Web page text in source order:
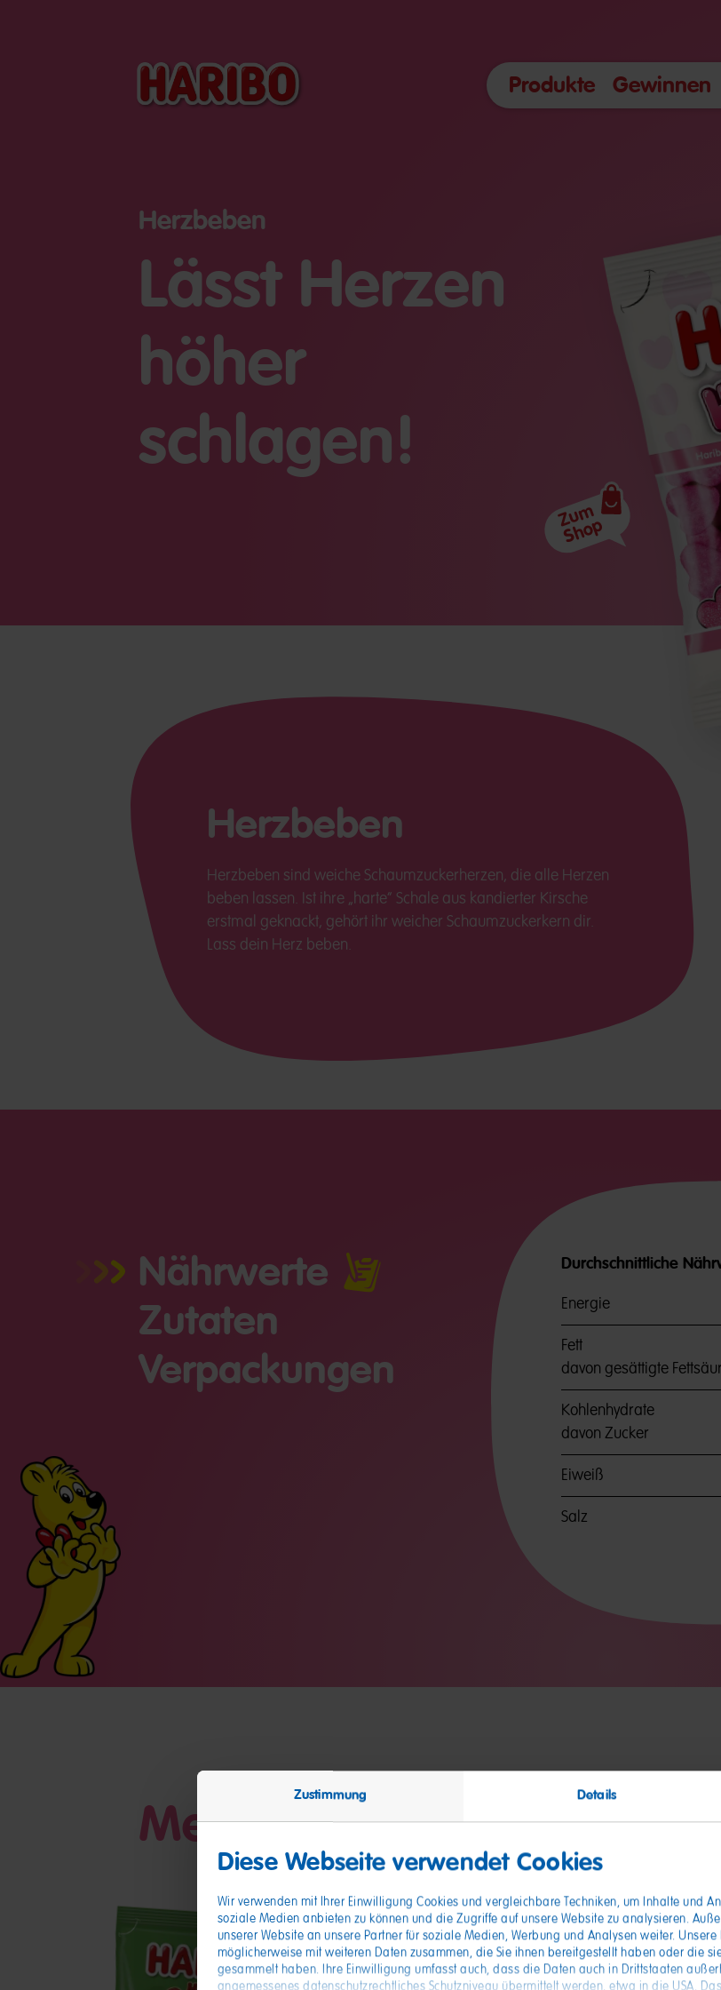
Zustimmung Details
Diese Webseite verwendet Cookies
Wir verwenden mit Ihrer Einwilligung Cookies und vergleichbare Techniken, um Inhalte und
soziale Medien anbieten zu können und die Zugriffe auf unsere Website zu analysieren.
unserer Website an unsere Partner für soziale Medien, Werbung und Analysen weiter.
möglicherweise mit weiteren Daten zusammen, die Sie ihnen bereitgestellt haben oder die
gesammelt haben. Ihre Einwilligung umfasst auch, dass die Daten auch in Drittstaaten
angemessenes datenschutzrechtliches Schutzniveau übermittelt werden, etwa in die USA.
Produkte Gewinnen
Herzbeben
Lässt Herzen
höher
schlagen!
Zum
Shop
Herzbeben
Herzbeben sind weiche Schaumzuckerherzen, die alle Herzen
beben lassen. Ist ihre „harte“ Schale aus kandierter Kirsche
erstmal geknackt, gehört ihr weicher Schaumzuckerkern dir.
Lass dein Herz beben.
Nährwerte
Zutaten
Verpackungen
Durchschnittliche
Energie
Fett
davon gesättigte
Kohlenhydrate
davon Zucker
Eiweiß
Salz
Meine Freunde